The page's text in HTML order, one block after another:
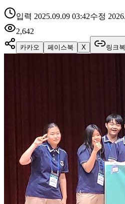
입력 2025.09.09 03:42수정
2,642
카카오 페이스북 X 링크